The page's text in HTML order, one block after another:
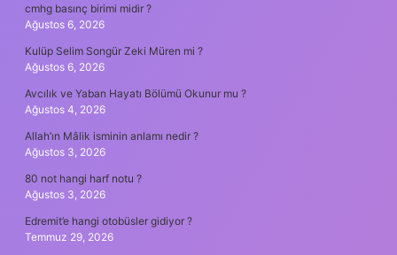
cmhg basınç birimi midir ?
Ağustos 6, 2026
Kulüp Selim Songür Zeki Müren mi ?
Ağustos 6, 2026
Avcılık ve Yaban Hayatı Bölümü Okunur mu ?
Ağustos 4, 2026
Allah’ın Mâlik isminin anlamı nedir ?
Ağustos 3, 2026
80 not hangi harf notu ?
Ağustos 3, 2026
Edremit’e hangi otobüsler gidiyor ?
Temmuz 29, 2026